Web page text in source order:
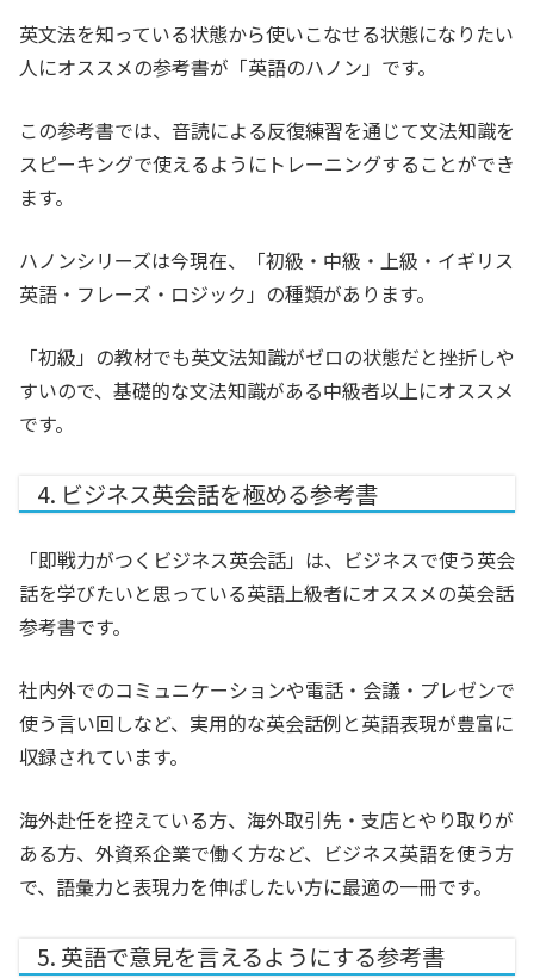
英文法を知っている状態から使いこなせる状態になりたい
人にオススメの参考書が「英語のハノン」です。
この参考書では、音読による反復練習を通じて文法知識を
スピーキングで使えるようにトレーニングすることができ
ます。
ハノンシリーズは今現在、「初級・中級・上級・イギリス
英語・フレーズ・ロジック」の種類があります。
「初級」の教材でも英文法知識がゼロの状態だと挫折しや
すいので、基礎的な文法知識がある中級者以上にオススメ
です。
4. ビジネス英会話を極める参考書
「即戦力がつくビジネス英会話」は、ビジネスで使う英会
話を学びたいと思っている英語上級者にオススメの英会話
参考書です。
社内外でのコミュニケーションや電話・会議・プレゼンで
使う言い回しなど、実用的な英会話例と英語表現が豊富に
収録されています。
海外赴任を控えている方、海外取引先・支店とやり取りが
ある方、外資系企業で働く方など、ビジネス英語を使う方
で、語彙力と表現力を伸ばしたい方に最適の一冊です。
5. 英語で意見を言えるようにする参考書